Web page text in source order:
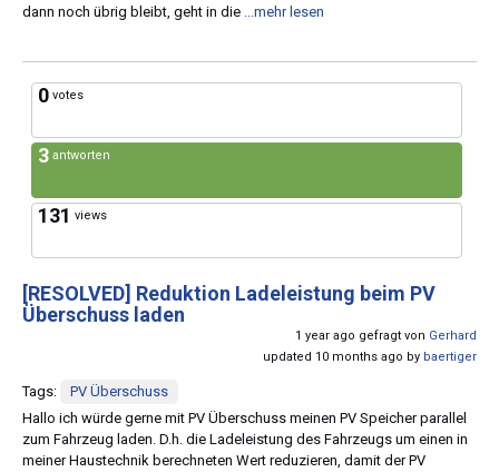
dann noch übrig bleibt, geht in die
...mehr lesen
0 votes
3 antworten
131 views
[RESOLVED] Reduktion Ladeleistung beim PV
Überschuss laden
1 year ago gefragt von Gerhard
updated 10 months ago by baertiger
Tags:
PV Überschuss
Hallo ich würde gerne mit PV Überschuss meinen PV Speicher parallel
zum Fahrzeug laden. D.h. die Ladeleistung des Fahrzeugs um einen in
meiner Haustechnik berechneten Wert reduzieren, damit der PV